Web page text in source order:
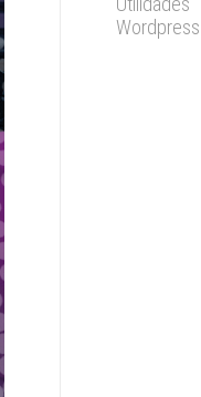
Wordpress